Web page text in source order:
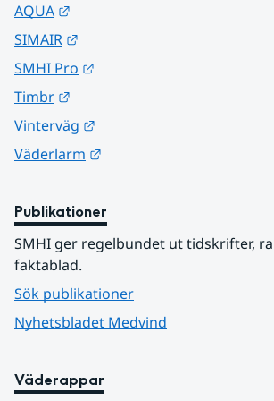
AQUA
SIMAIR
SMHI Pro
Timbr
Vinterväg
Väderlarm
Publikationer
SMHI ger regelbundet ut tidskrifter,
faktablad.
Sök publikationer
Nyhetsbladet Medvind
Väderappar